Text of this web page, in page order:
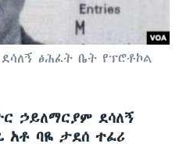
ፅሕፈት ቤት የፕሮቶኮል
ኃይለማርያም ደሳለኝ
አቶ ባዬ ታደሰ ተፈሪ